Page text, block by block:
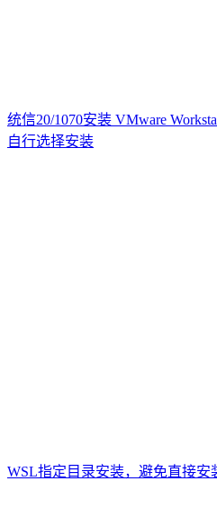
统信20/1070安装 VMware
自行选择安装
WSL指定目录安装，避免直接安